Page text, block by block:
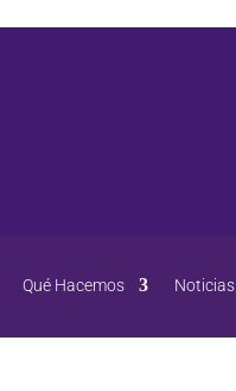
Qué Hacemos Noticias